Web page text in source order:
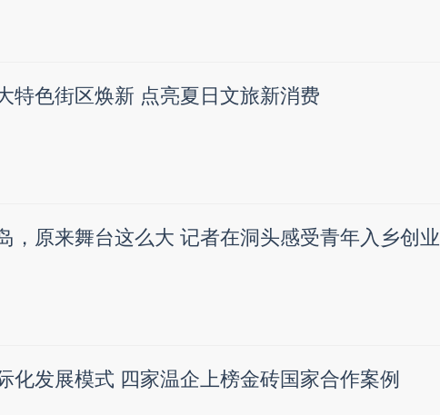
特色街区焕新 点亮夏日文旅新消费
，原来舞台这么大 记者在洞头感受青年入乡创业
化发展模式 四家温企上榜金砖国家合作案例